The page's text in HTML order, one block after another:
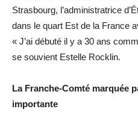
Strasbourg, l’administratrice
dans le quart Est de la France
« J’ai débuté il y a 30 ans
se souvient Estelle Rocklin.
La Franche-Comté marquée
importante